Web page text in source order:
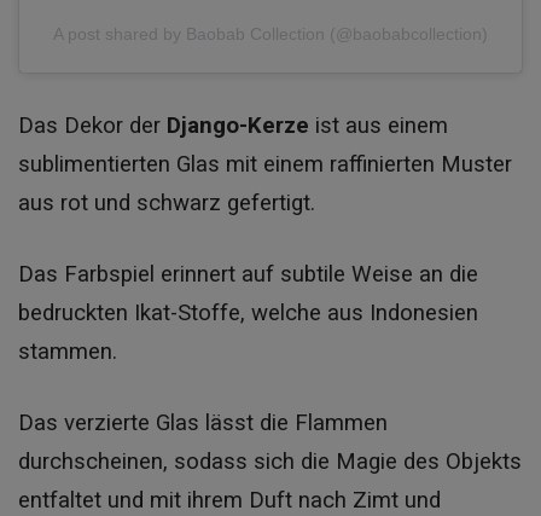
A post shared by Baobab Collection (@baobabcollection)
Das Dekor der Django-Kerze ist aus einem
sublimentierten Glas mit einem raffinierten Muster
aus rot und schwarz gefertigt.
Das Farbspiel erinnert auf subtile Weise an die
bedruckten Ikat-Stoffe, welche aus Indonesien
stammen.
Das verzierte Glas lässt die Flammen
durchscheinen, sodass sich die Magie des Objekts
entfaltet und mit ihrem Duft nach Zimt und